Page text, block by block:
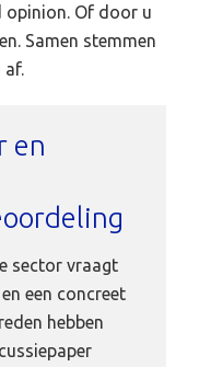
opinion. Of door u
Samen stemmen
af.
en
sector vraagt
een concreet
hebben